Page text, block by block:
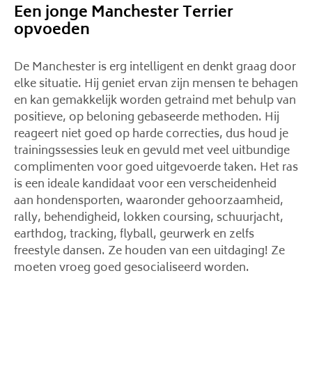
Een jonge Manchester Terrier
opvoeden
De Manchester is erg intelligent en denkt graag door
elke situatie. Hij geniet ervan zijn mensen te behagen
en kan gemakkelijk worden getraind met behulp van
positieve, op beloning gebaseerde methoden. Hij
reageert niet goed op harde correcties, dus houd je
trainingssessies leuk en gevuld met veel uitbundige
complimenten voor goed uitgevoerde taken. Het ras
is een ideale kandidaat voor een verscheidenheid
aan hondensporten, waaronder gehoorzaamheid,
rally, behendigheid, lokken coursing, schuurjacht,
earthdog, tracking, flyball, geurwerk en zelfs
freestyle dansen. Ze houden van een uitdaging! Ze
moeten vroeg goed gesocialiseerd worden.